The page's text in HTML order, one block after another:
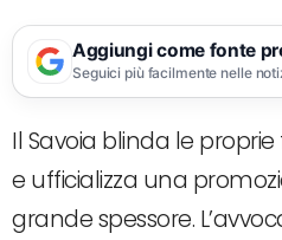
Aggiungi come fonte
Seguici più facilmente nelle
Il Savoia blinda le
e ufficializza una
grande spessore.